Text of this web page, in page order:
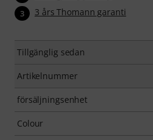
3 3 års Thomann garanti
Tillgänglig sedan
Artikelnummer
försäljningsenhet
Colour